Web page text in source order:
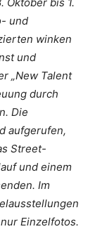
und
winken
und
„New Talent
durch
Die
aufgerufen,
Street-
und einem
Im
Einzelfotos.